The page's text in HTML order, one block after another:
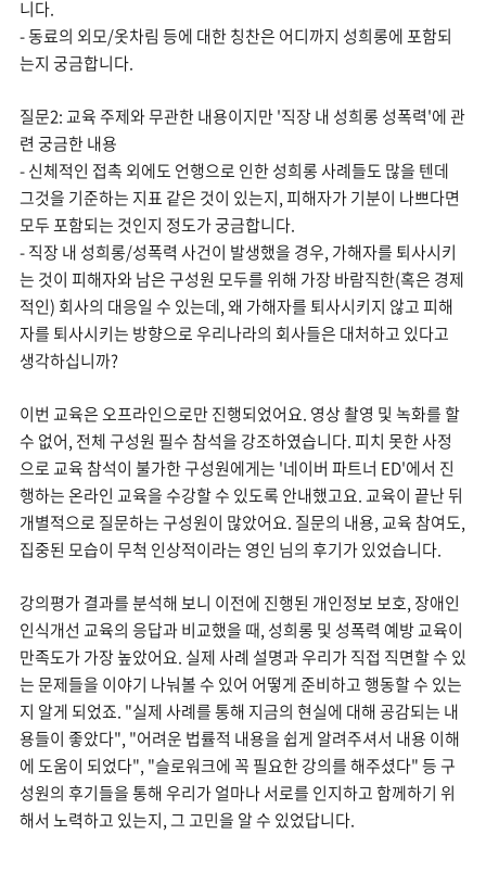
니다.
- 동료의 외모/옷차림 등에 대한 칭찬은 어디까지 성희롱에 포함되
는지 궁금합니다.
질문2: 교육 주제와 무관한 내용이지만 '직장 내 성희롱 성폭력'에 관
련 궁금한 내용
- 신체적인 접촉 외에도 언행으로 인한 성희롱 사례들도 많을 텐데
그것을 기준하는 지표 같은 것이 있는지, 피해자가 기분이 나쁘다면
모두 포함되는 것인지 정도가 궁금합니다.
- 직장 내 성희롱/성폭력 사건이 발생했을 경우, 가해자를 퇴사시키
는 것이 피해자와 남은 구성원 모두를 위해 가장 바람직한(혹은 경제
적인) 회사의 대응일 수 있는데, 왜 가해자를 퇴사시키지 않고 피해
자를 퇴사시키는 방향으로 우리나라의 회사들은 대처하고 있다고
생각하십니까?
이번 교육은 오프라인으로만 진행되었어요. 영상 촬영 및 녹화를 할
수 없어, 전체 구성원 필수 참석을 강조하였습니다. 피치 못한 사정
으로 교육 참석이 불가한 구성원에게는 '네이버 파트너 ED'에서 진
행하는 온라인 교육을 수강할 수 있도록 안내했고요. 교육이 끝난 뒤
개별적으로 질문하는 구성원이 많았어요. 질문의 내용, 교육 참여도,
집중된 모습이 무척 인상적이라는 영인 님의 후기가 있었습니다.
강의평가 결과를 분석해 보니 이전에 진행된 개인정보 보호, 장애인
인식개선 교육의 응답과 비교했을 때, 성희롱 및 성폭력 예방 교육이
만족도가 가장 높았어요. 실제 사례 설명과 우리가 직접 직면할 수 있
는 문제들을 이야기 나눠볼 수 있어 어떻게 준비하고 행동할 수 있는
지 알게 되었죠. "실제 사례를 통해 지금의 현실에 대해 공감되는 내
용들이 좋았다", "어려운 법률적 내용을 쉽게 알려주셔서 내용 이해
에 도움이 되었다", "슬로워크에 꼭 필요한 강의를 해주셨다" 등 구
성원의 후기들을 통해 우리가 얼마나 서로를 인지하고 함께하기 위
해서 노력하고 있는지, 그 고민을 알 수 있었답니다.